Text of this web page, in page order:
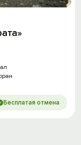
Бесплатая отмена